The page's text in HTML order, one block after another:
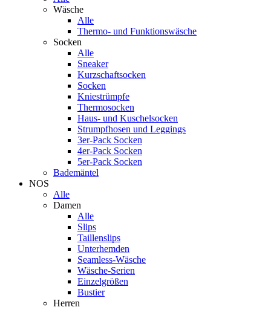
Wäsche
Alle
Thermo- und Funktionswäsche
Socken
Alle
Sneaker
Kurzschaftsocken
Socken
Kniestrümpfe
Thermosocken
Haus- und Kuschelsocken
Strumpfhosen und Leggings
3er-Pack Socken
4er-Pack Socken
5er-Pack Socken
Bademäntel
NOS
Alle
Damen
Alle
Slips
Taillenslips
Unterhemden
Seamless-Wäsche
Wäsche-Serien
Einzelgrößen
Bustier
Herren